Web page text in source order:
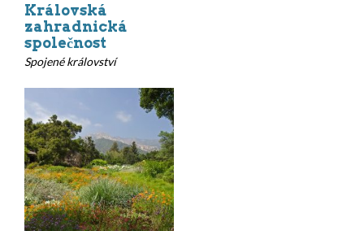
Královská
zahradnická
společnost
Spojené království